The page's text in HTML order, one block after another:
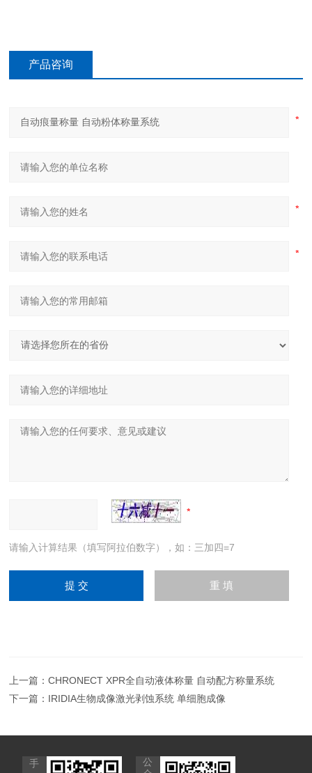
产品咨询
请输入计算结果（填写阿拉伯数字），如：三加四=7
上一篇：CHRONECT XPR全自动液体称量 自动配方称量系统
下一篇： IRIDIA生物成像激光剥蚀系统 单细胞成像
手
公